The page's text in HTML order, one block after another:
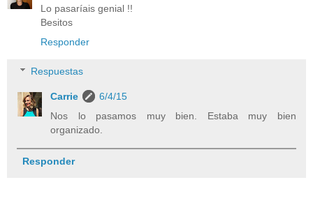
Lo pasaríais genial !!
Besitos
Responder
Respuestas
Carrie
6/4/15
Nos lo pasamos muy bien. Estaba muy bien
organizado.
Responder